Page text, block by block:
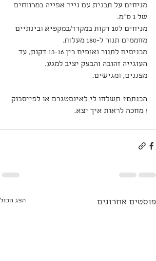
מניחים על תבנית עם נייר אפייה במרווחים
של 1 ס"מ.
מניחים ל10 דקות במקרר/במקפיא ובינתיים
מחממים תנור ל-180 מעלות.
מכניסים לתנור ואופים בין 13-16 דקות, עד
העוגייה זהובה והבצק יציב למגע.
מצננים, ומגישים.
הכנתם? תשלחו לי לאינסטגרם או לפייסבוק
! מחכה לראות איך יצא.
פוסטים אחרונים הצג הכול